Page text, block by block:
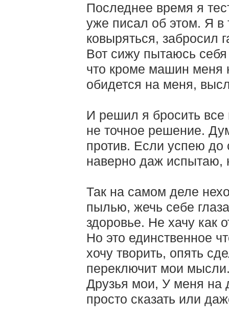
Последнее время я
уже писал об этом. Я в
ковыряться, забросил
Вот сижу пытаюсь
что кроме машин меня
обидется на меня,
И решил я бросить
не точное решение.
против. Если успею до
наверно даж испытаю,
Так на самом деле
пылью, жечь себе
здоровье. Не хачу как
Но это единственное
хочу творить, опять
переключит мои
Друзья мои, У меня на
просто сказать или